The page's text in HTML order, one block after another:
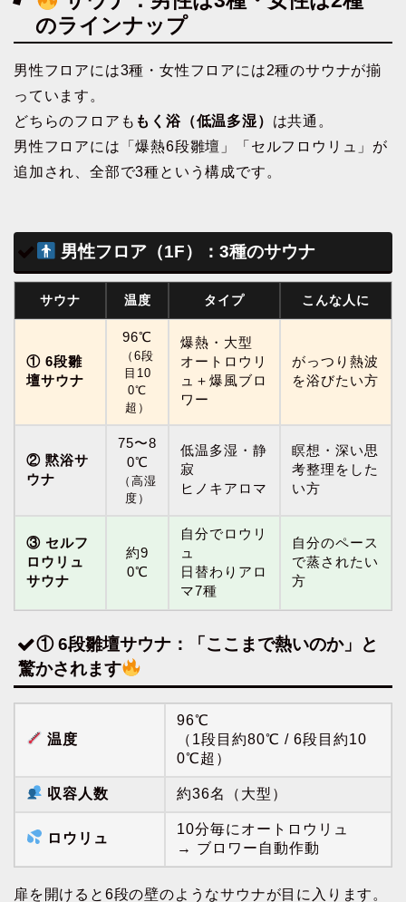
のラインナップ
男性フロアには3種・女性フロアには2種のサウナが揃
っています。
どちらのフロアも もく浴（低温多湿） は共通。
男性フロアには「爆熱6段雛壇」「セルフロウリュ」が
追加され、全部で3種という構成です。
男性フロア（1F）：3種のサウナ
サウナ 温度 タイプ こんな人に
① 6段雛
壇サウナ
96℃
（6段
目10
0℃
超）
爆熱・大型
オートロウリ
ュ＋爆風ブロ
ワー
がっつり熱波
を浴びたい方
② 黙浴サ
ウナ
75〜8
0℃
（高湿
度）
低温多湿・静
寂
ヒノキアロマ
瞑想・深い思
考整理をした
い方
③ セルフ
ロウリュ
サウナ
約9
0℃
自分でロウリ
ュ
日替わりアロ
マ7種
自分のペース
で蒸されたい
方
① 6段雛壇サウナ：「ここまで熱いのか」と
驚かされます
温度
96℃
（1段目約80℃ / 6段目約10
0℃超）
収容人数 約36名（大型）
ロウリュ
10分毎にオートロウリュ
→ ブロワー自動作動
扉を開けると6段の壁のようなサウナが目に入ります。